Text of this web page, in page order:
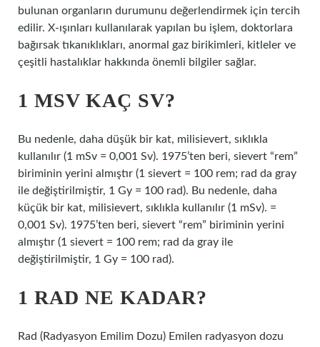
bulunan organların durumunu değerlendirmek için tercih
edilir. X-ışınları kullanılarak yapılan bu işlem, doktorlara
bağırsak tıkanıklıkları, anormal gaz birikimleri, kitleler ve
çeşitli hastalıklar hakkında önemli bilgiler sağlar.
1 MSV KAÇ SV?
Bu nedenle, daha düşük bir kat, milisievert, sıklıkla
kullanılır (1 mSv = 0,001 Sv). 1975’ten beri, sievert “rem”
biriminin yerini almıştır (1 sievert = 100 rem; rad da gray
ile değiştirilmiştir, 1 Gy = 100 rad). Bu nedenle, daha
küçük bir kat, milisievert, sıklıkla kullanılır (1 mSv). =
0,001 Sv). 1975’ten beri, sievert “rem” biriminin yerini
almıştır (1 sievert = 100 rem; rad da gray ile
değiştirilmiştir, 1 Gy = 100 rad).
1 RAD NE KADAR?
Rad (Radyasyon Emilim Dozu) Emilen radyasyon dozu